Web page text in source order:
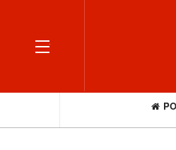
OFF CANVAS